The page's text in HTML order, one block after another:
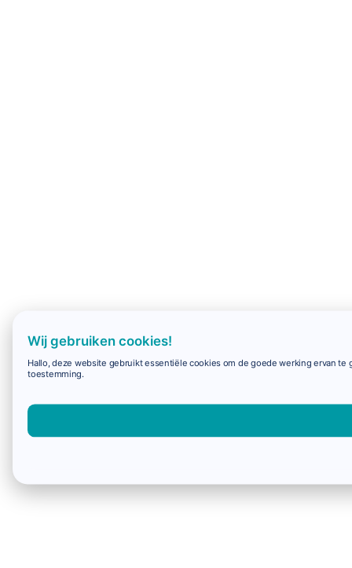
Wij gebruiken cookies!
Hallo, deze website gebruikt essentiële cookies om de goede werking ervan
toestemming.